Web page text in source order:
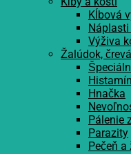
Kĺbová
Výživa
Žalúdok,
Hnačka
Pálenie
Parazity
Pečeň a